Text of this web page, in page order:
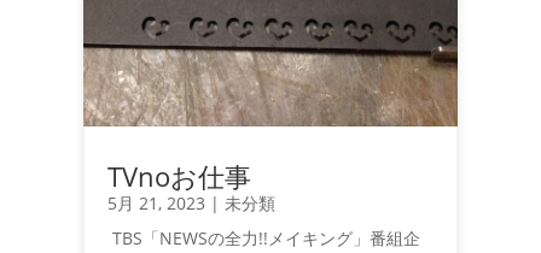
TVnoお仕事
5月 21, 2023 | 未分類
TBS「NEWSの全力!!メイキング」番組企